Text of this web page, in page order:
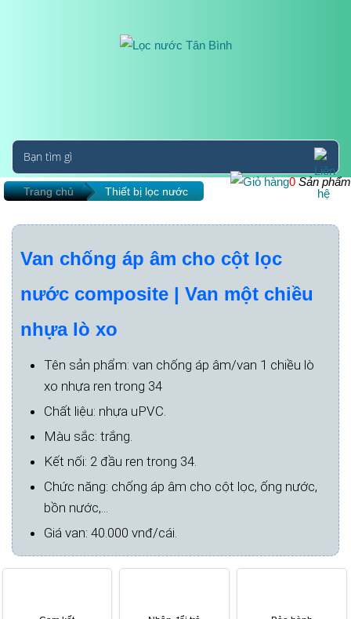
0 Sản phẩm
Trang chủ Thiết bị lọc nước
Van chống áp âm cho cột lọc
nước composite | Van một chiều
nhựa lò xo
Tên sản phẩm: van chống áp âm/van 1 chiều lò
xo nhựa ren trong 34
Chất liệu: nhựa uPVC.
Màu sắc: trắng.
Kết nối: 2 đầu ren trong 34.
Chức năng: chống áp âm cho cột lọc, ống nước,
bồn nước,...
Giá van: 40.000 vnđ/cái.